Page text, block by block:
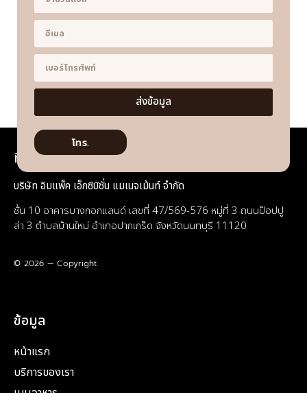
ส่งข้อมูล
โทร.
ที่อยู่
บริษัท อิมแพ็ค เอ็กซิบิชั่น แมเนจเม้นท์ จำกัด
ชั้น 10 อาคารบางกอกแลนด์ เลขที่ 47/569-576 หมู่ที่ 3 ถนนป๊อปปู
ล่า 3 ตำบลบ้านใหม่ อำเภอปากเกร็ด จังหวัดนนทบุรี 11120
© 2026 — Copyright
ข้อมูล
หน้าแรก
บริการของเรา